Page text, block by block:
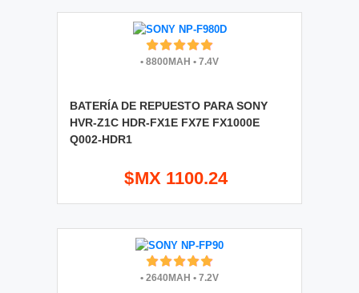
• 8800MAH • 7.4V
BATERÍA DE REPUESTO PARA SONY
HVR-Z1C HDR-FX1E FX7E FX1000E
Q002-HDR1
$MX 1100.24
• 2640MAH • 7.2V